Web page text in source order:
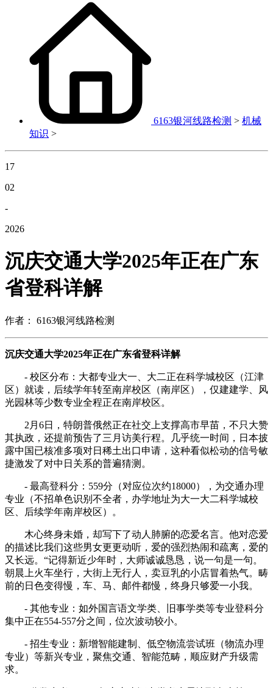
6163银河线路检测 > 机械
知识 >
17
02
-
2026
沉庆交通大学2025年正在广东
省登科详解
作者： 6163银河线路检测
沉庆交通大学2025年正在广东省登科详解
- 校区分布：大都专业大一、大二正在科学城校区（江津
区）就读，后续学年转至南岸校区（南岸区），仅建建学、风
光园林等少数专业全程正在南岸校区。
2月6日，特朗普俄然正在社交上支撑高市早苗，不只大赞
其执政，还提前预告了三月访美行程。几乎统一时间，日本披
露中国已核准多项对日稀土出口申请，这种看似松动的信号敏
捷激发了对中日关系的普遍猜测。
- 最高登科分：559分（对应位次约18000），为交通办理
专业（不招单色识别不全者，办学地址为大一大二科学城校
区、后续学年南岸校区）。
木心终身未婚，却写下了动人肺腑的恋爱名言。他对恋爱
的描述比我们这些男女更更动听，爱的强烈热闹和疏离，爱的
又长远。“记得新近少年时，大师诚诚恳恳，说一句是一句。
朝晨上火车坐行，大街上无行人，卖豆乳的小店冒着热气。畴
前的日色变得慢，车、马、邮件都慢，终身只够爱一小我。
- 其他专业：如外国言语文学类、旧事学类等专业登科分
集中正在554-557分之间，位次波动较小。
- 招生专业：新增智能建制、低空物流尝试班（物流办理
专业）等新兴专业，聚焦交通、智能范畴，顺应财产升级需
求。